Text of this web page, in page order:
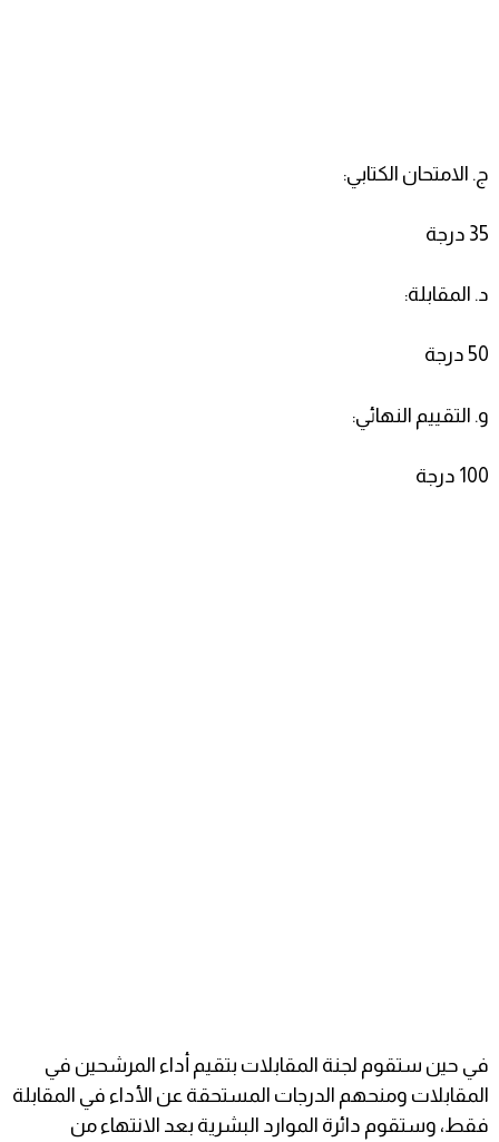
ج. الامتحان الكتابي:
35 درجة
د. المقابلة:
50 درجة
و. التقييم النهائي:
100 درجة
في حين ستقوم لجنة المقابلات بتقيم أداء المرشحين في
المقابلات ومنحهم الدرجات المستحقة عن الأداء في المقابلة
فقط، وستقوم دائرة الموارد البشرية بعد الانتهاء من